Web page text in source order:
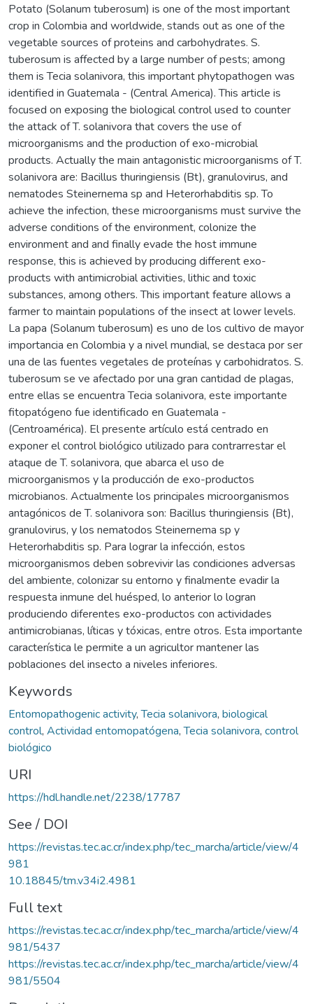
Potato (Solanum tuberosum) is one of the most important
crop in Colombia and worldwide, stands out as one of the
vegetable sources of proteins and carbohydrates. S.
tuberosum is affected by a large number of pests; among
them is Tecia solanivora, this important phytopathogen was
identified in Guatemala - (Central America). This article is
focused on exposing the biological control used to counter
the attack of T. solanivora that covers the use of
microorganisms and the production of exo-microbial
products. Actually the main antagonistic microorganisms of T.
solanivora are: Bacillus thuringiensis (Bt), granulovirus, and
nematodes Steinernema sp and Heterorhabditis sp. To
achieve the infection, these microorganisms must survive the
adverse conditions of the environment, colonize the
environment and and finally evade the host immune
response, this is achieved by producing different exo-
products with antimicrobial activities, lithic and toxic
substances, among others. This important feature allows a
farmer to maintain populations of the insect at lower levels.
La papa (Solanum tuberosum) es uno de los cultivo de mayor
importancia en Colombia y a nivel mundial, se destaca por ser
una de las fuentes vegetales de proteínas y carbohidratos. S.
tuberosum se ve afectado por una gran cantidad de plagas,
entre ellas se encuentra Tecia solanivora, este importante
fitopatógeno fue identificado en Guatemala -
(Centroamérica). El presente artículo está centrado en
exponer el control biológico utilizado para contrarrestar el
ataque de T. solanivora, que abarca el uso de
microorganismos y la producción de exo-productos
microbianos. Actualmente los principales microorganismos
antagónicos de T. solanivora son: Bacillus thuringiensis (Bt),
granulovirus, y los nematodos Steinernema sp y
Heterorhabditis sp. Para lograr la infección, estos
microorganismos deben sobrevivir las condiciones adversas
del ambiente, colonizar su entorno y finalmente evadir la
respuesta inmune del huésped, lo anterior lo logran
produciendo diferentes exo-productos con actividades
antimicrobianas, líticas y tóxicas, entre otros. Esta importante
característica le permite a un agricultor mantener las
poblaciones del insecto a niveles inferiores.
Keywords
Entomopathogenic activity,Tecia solanivora, biological
control, Actividad entomopatógena,Tecia solanivora, control
biológico
URI
https://hdl.handle.net/2238/17787
See / DOI
https://revistas.tec.ac.cr/index.php/tec_marcha/article/view/4
981
10.18845/tm.v34i2.4981
Full text
https://revistas.tec.ac.cr/index.php/tec_marcha/article/view/4
981/5437
https://revistas.tec.ac.cr/index.php/tec_marcha/article/view/4
981/5504